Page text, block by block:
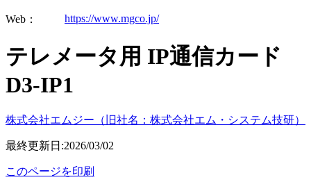
Web： https://www.mgco.jp/
テレメータ用 IP通信カード
D3-IP1
株式会社エムジー（旧社名：株式会社エム・システム技研）
最終更新日:2026/03/02
このページを印刷